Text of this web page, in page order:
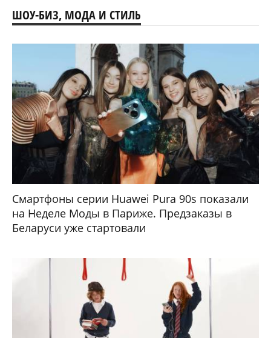
ШОУ-БИЗ, МОДА И СТИЛЬ
Смартфоны серии Huawei Pura 90s показали
на Неделе Моды в Париже. Предзаказы в
Беларуси уже стартовали